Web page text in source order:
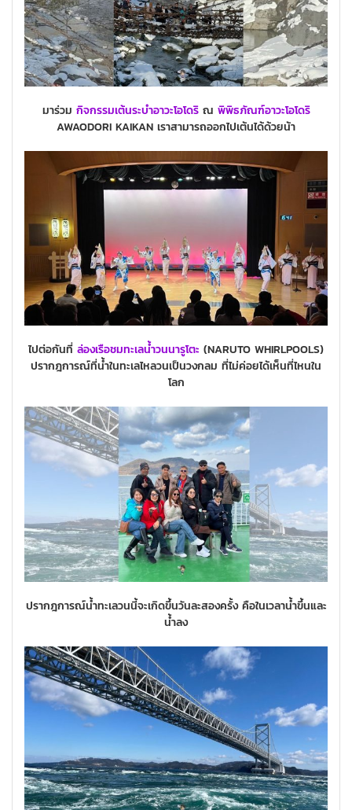
มาร่วม กิจกรรมเต้นระบำอาวะโอโดริณ พิพิธภัณฑ์อาวะโอโดริ
AWAODORI KAIKAN เราสามารถออกไปเต้นได้ด้วยน้า
ไปต่อกันที่ ล่องเรือชมทะเลน้ำวนนารูโตะ (NARUTO WHIRLPOOLS)
ปรากฎการณ์ที่น้ำในทะเลไหลวนเป็นวงกลม ที่ไม่ค่อยได้เห็นที่ไหนใน
โลก
ปรากฎการณ์น้ำทะเลวนนี้จะเกิดขึ้นวันละสองครั้ง คือในเวลาน้ำขึ้นและ
น้ำลง